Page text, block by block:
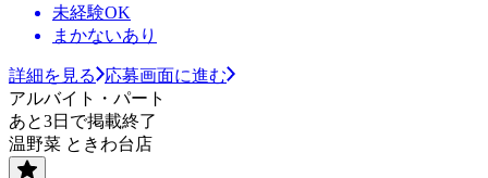
未経験OK
まかないあり
詳細を見る
応募画面に進む
アルバイト・パート
あと3日で掲載終了
温野菜 ときわ台店